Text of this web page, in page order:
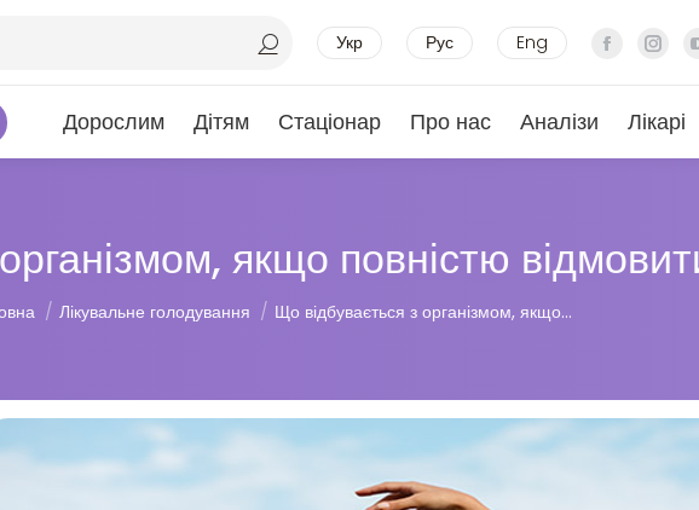
Укр Рус Eng
Дорослим Дітям Стаціонар Про нас Аналізи Лікарі
якщо повністю
Лікувальне голодування Що відбувається з організмом, якщо…